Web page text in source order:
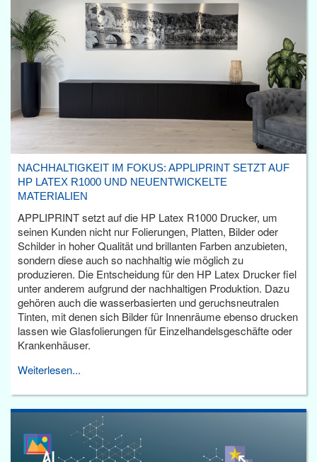
NACHHALTIGKEIT IM FOKUS: APPLIPRINT SETZT AUF
HP LATEX R1000 UND NEUENTWICKELTE
MATERIALIEN
APPLIPRINT setzt auf die HP Latex R1000 Drucker, um
seinen Kunden nicht nur Folierungen, Platten, Bilder oder
Schilder in hoher Qualität und brillanten Farben anzubieten,
sondern diese auch so nachhaltig wie möglich zu
produzieren. Die Entscheidung für den HP Latex Drucker fiel
unter anderem aufgrund der nachhaltigen Produktion. Dazu
gehören auch die wasserbasierten und geruchsneutralen
Tinten, mit denen sich Bilder für Innenräume ebenso drucken
lassen wie Glasfolierungen für Einzelhandelsgeschäfte oder
Krankenhäuser.
Weiterlesen...